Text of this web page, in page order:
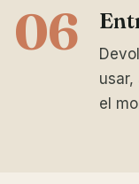
06
usar,
el